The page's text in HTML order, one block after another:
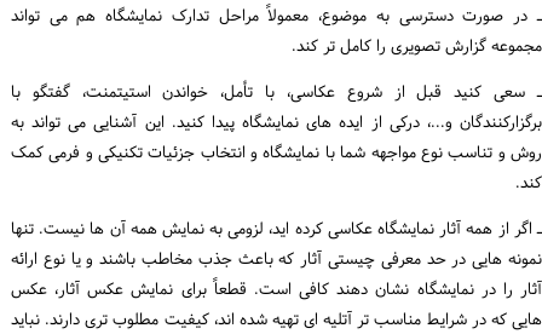
ـ در صورت دسترسی به موضوع، معمولاً مراحل تدارک نمایشگاه هم می تواند
مجموعه گزارش تصویری را کامل تر کند.
ـ سعی کنید قبل از شروع عکاسی، با تأمل، خواندن استیتمنت، گفتگو با
برگزارکنندگان و...، درکی از ایده های نمایشگاه پیدا کنید. این آشنایی می تواند به
روش و تناسب نوع مواجهه شما با نمایشگاه و انتخاب جزئیات تکنیکی و فرمی کمک
کند.
ـ اگر از همه آثار نمایشگاه عکاسی کرده اید، لزومی به نمایش همه آن ها نیست. تنها
نمونه هایی در حد معرفی چیستی آثار که باعث جذب مخاطب باشند و یا نوع ارائه
آثار را در نمایشگاه نشان دهند کافی است. قطعاً برای نمایش عکس آثار، عکس
هایی که در شرایط مناسب تر آتلیه ای تهیه شده اند، کیفیت مطلوب تری دارند. نباید